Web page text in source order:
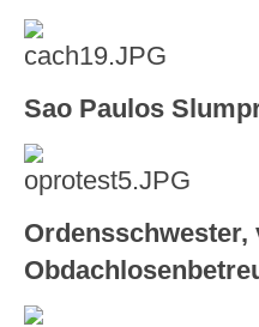
Sao Paulos